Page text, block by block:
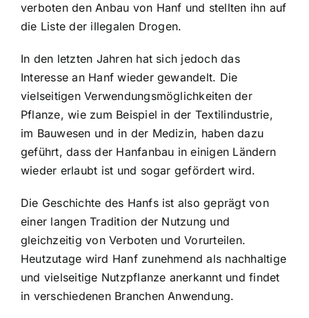
verboten den Anbau von Hanf und stellten ihn auf
die Liste der illegalen Drogen.
In den letzten Jahren hat sich jedoch das
Interesse an Hanf wieder gewandelt. Die
vielseitigen Verwendungsmöglichkeiten der
Pflanze, wie zum Beispiel in der Textilindustrie,
im Bauwesen und in der Medizin, haben dazu
geführt, dass der Hanfanbau in einigen Ländern
wieder erlaubt ist und sogar gefördert wird.
Die Geschichte des Hanfs ist also geprägt von
einer langen Tradition der Nutzung und
gleichzeitig von Verboten und Vorurteilen.
Heutzutage wird Hanf zunehmend als nachhaltige
und vielseitige Nutzpflanze anerkannt und findet
in verschiedenen Branchen Anwendung.